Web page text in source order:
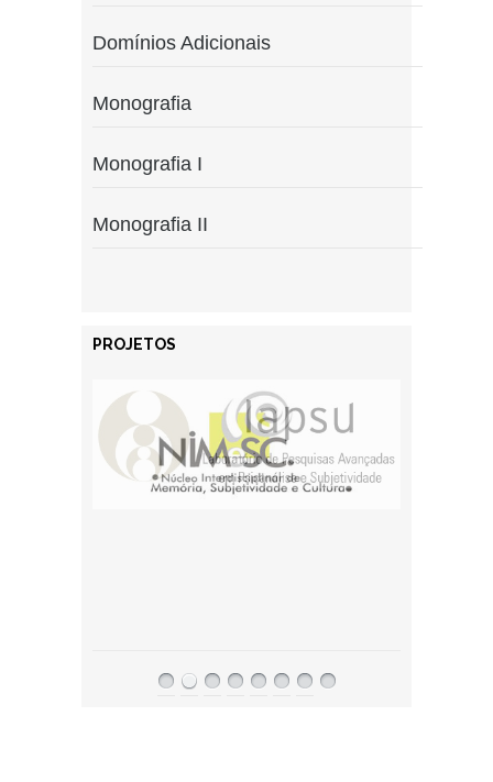
Domínios Adicionais
Monografia
Monografia I
Monografia II
PROJETOS